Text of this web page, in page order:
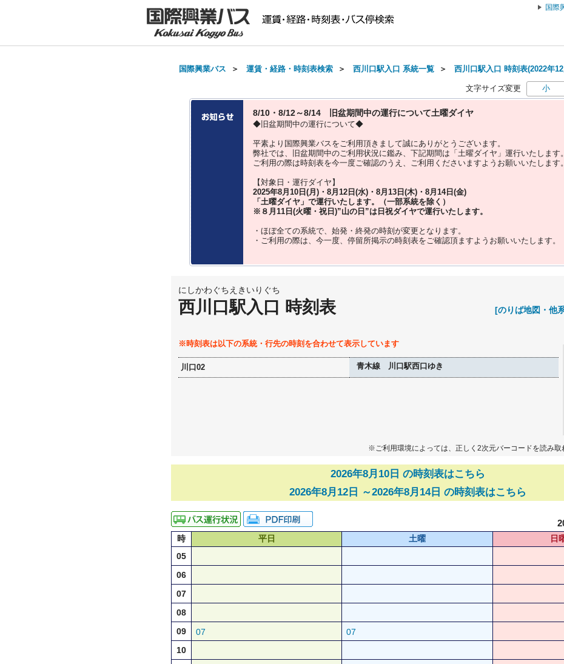
国際
国際興業バス ＞ 運賃・経路・時刻表検索 ＞ 西川口駅入口 系統一覧 ＞ 西川口駅入口 時刻表(2022年
文字サイズ変更 小
8/10・8/12～8/14 旧盆期間中の運行について土曜ダイヤ
◆旧盆期間中の運行について◆
平素より国際興業バスをご利用頂きまして誠にありがとうございます。
弊社では、旧盆期間中のご利用状況に鑑み、下記期間は「土曜ダイヤ」運行いたします。
ご利用の際は時刻表を今一度ご確認のうえ、ご利用くださいますようお願いいたします。
【対象日・運行ダイヤ】
2025年8月10日(月)・8月12日(水)・8月13日(木)・8月14日(金)
「土曜ダイヤ」 で運行いたします。（一部系統を除く）
※８月11日(火曜・祝日)”山の日 ”は 日祝ダイヤで運行いたします。
・ほぼ全ての系統で、始発・終発の時刻が変更となります。
・ご利用の際は、今一度、 停留所掲示の時刻表をご確認頂ますようお願いいたします。
にしかわぐちえきいりぐち
西川口駅入口 時刻表 [のりば地図・他
※時刻表は以下の系統・行先の時刻を合わせて表示しています
川口02 青木線 川口駅西口ゆき
※ご利用環境によっては、正しく2次元バーコードを読み取
2026年8月10日 の時刻表はこちら
2026年8月12日 ～2026年8月14日 の時刻表はこちら
時 平日 土曜
日
05
06
07
08
09
07
07
10